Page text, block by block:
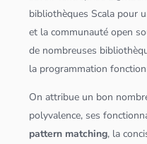
bibliothèques Scala pour
et la communautéopen
de nombreuses
la programmation
On attribue un bon
polyvalence, ses
pattern matching, la